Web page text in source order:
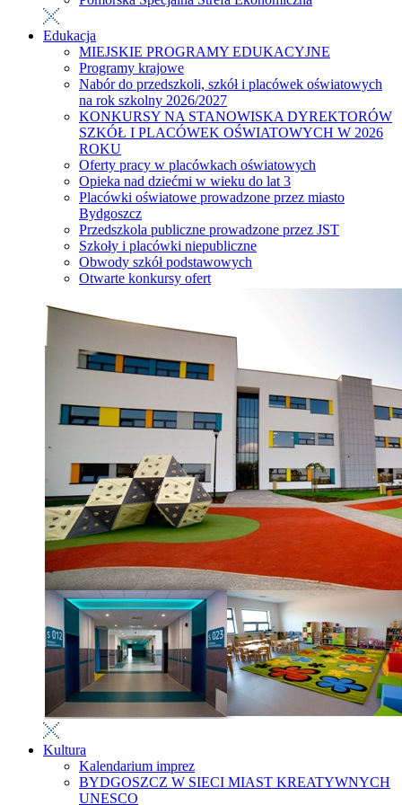
Edukacja
MIEJSKIE PROGRAMY EDUKACYJNE
Programy krajowe
Nabór do przedszkoli, szkół i placówek oświatowych
na rok szkolny 2026/2027
KONKURSY NA STANOWISKA DYREKTORÓW
SZKÓŁ I PLACÓWEK OŚWIATOWYCH W 2026
ROKU
Oferty pracy w placówkach oświatowych
Opieka nad dziećmi w wieku do lat 3
Placówki oświatowe prowadzone przez miasto
Bydgoszcz
Przedszkola publiczne prowadzone przez JST
Szkoły i placówki niepubliczne
Obwody szkół podstawowych
Otwarte konkursy ofert
Kultura
Kalendarium imprez
BYDGOSZCZ W SIECI MIAST KREATYWNYCH
UNESCO